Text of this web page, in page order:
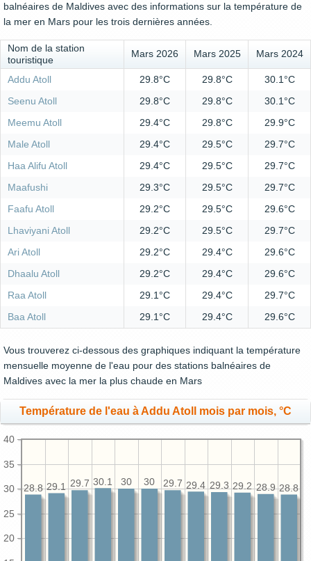
balnéaires de Maldives avec des informations sur la température de
la mer en Mars pour les trois dernières années.
Nom de la station
touristique
Mars 2026 Mars 2025 Mars 2024
Addu Atoll 29.8°C 29.8°C
30.1°C
Seenu Atoll
29.8°C 29.8°C
30.1°C
Meemu Atoll
29.4°C 29.8°C
29.9°C
Male Atoll
29.4°C 29.5°C
29.7°C
Haa Alifu Atoll
29.4°C 29.5°C
29.7°C
Maafushi
29.3°C 29.5°C
29.7°C
Faafu Atoll
29.2°C 29.5°C
29.6°C
Lhaviyani Atoll
29.2°C 29.5°C
29.7°C
Ari Atoll
29.2°C 29.4°C
29.6°C
Dhaalu Atoll
29.2°C 29.4°C
29.6°C
Raa Atoll
29.1°C 29.4°C
29.7°C
Baa Atoll
29.1°C 29.4°C 29.6°C
Vous trouverez ci-dessous des graphiques indiquant la température
mensuelle moyenne de l'eau pour des stations balnéaires de
Maldives avec la mer la plus chaude en Mars
Température de l'eau à Addu Atoll mois par mois, °C
20
25
30
35
40
28.8
28.9
29.2
29.3
29.4
29.7
30
30
30.1
29.7
29.1
28.8